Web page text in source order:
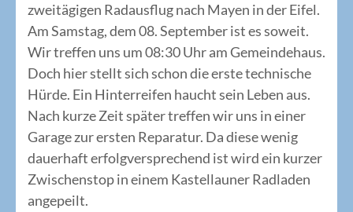
zweitägigen Radausflug nach Mayen in der Eifel.
Am Samstag, dem 08. September ist es soweit.
Wir treffen uns um 08:30 Uhr am Gemeindehaus.
Doch hier stellt sich schon die erste technische
Hürde. Ein Hinterreifen haucht sein Leben aus.
Nach kurze Zeit später treffen wir uns in einer
Garage zur ersten Reparatur. Da diese wenig
dauerhaft erfolgversprechend ist wird ein kurzer
Zwischenstop in einem Kastellauner Radladen
angepeilt.